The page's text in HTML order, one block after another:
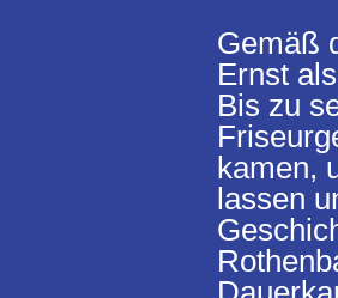
Gemäß
Ernst
Bis zu
kamen,
lassen